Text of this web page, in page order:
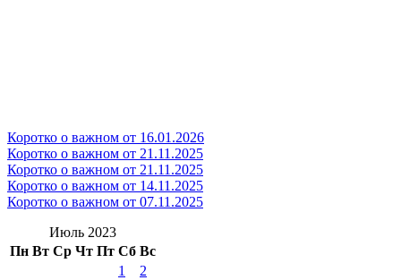
Коротко о важном от 16.01.2026
Коротко о важном от 21.11.2025
Коротко о важном от 21.11.2025
Коротко о важном от 14.11.2025
Коротко о важном от 07.11.2025
Июль 2023
Пн Вт Ср Чт Пт Сб Вс
1
2